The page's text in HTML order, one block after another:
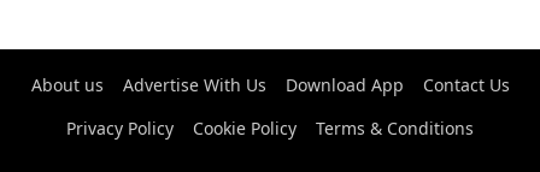
About us Advertise With Us Download App
Contact Us
Privacy Policy
Cookie Policy Terms & Conditions